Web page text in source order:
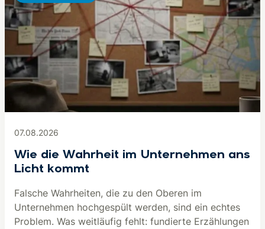
07.08.2026
Wie die Wahrheit im Unternehmen ans
Licht kommt
Falsche Wahrheiten, die zu den Oberen im
Unternehmen hochgespült werden, sind ein echtes
Problem. Was weitläufig fehlt: fundierte Erzählungen